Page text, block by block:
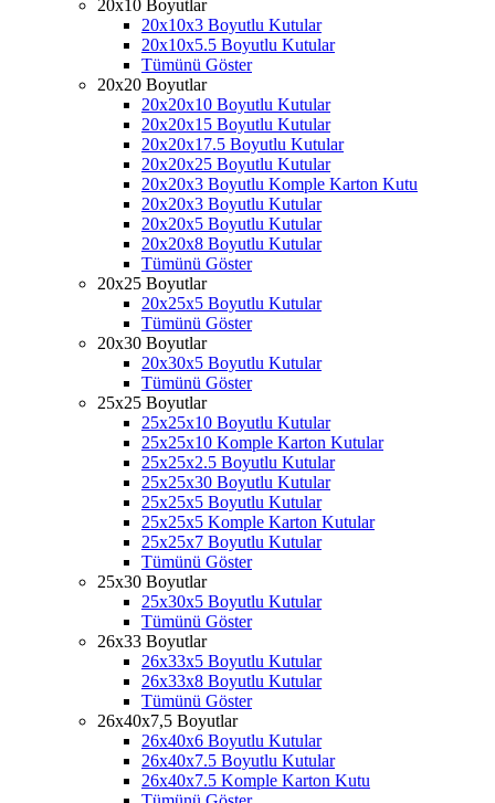
20x10 Boyutlar
20x10x3 Boyutlu Kutular
20x10x5.5 Boyutlu Kutular
Tümünü Göster
20x20 Boyutlar
20x20x10 Boyutlu Kutular
20x20x15 Boyutlu Kutular
20x20x17.5 Boyutlu Kutular
20x20x25 Boyutlu Kutular
20x20x3 Boyutlu Komple Karton Kutu
20x20x3 Boyutlu Kutular
20x20x5 Boyutlu Kutular
20x20x8 Boyutlu Kutular
Tümünü Göster
20x25 Boyutlar
20x25x5 Boyutlu Kutular
Tümünü Göster
20x30 Boyutlar
20x30x5 Boyutlu Kutular
Tümünü Göster
25x25 Boyutlar
25x25x10 Boyutlu Kutular
25x25x10 Komple Karton Kutular
25x25x2.5 Boyutlu Kutular
25x25x30 Boyutlu Kutular
25x25x5 Boyutlu Kutular
25x25x5 Komple Karton Kutular
25x25x7 Boyutlu Kutular
Tümünü Göster
25x30 Boyutlar
25x30x5 Boyutlu Kutular
Tümünü Göster
26x33 Boyutlar
26x33x5 Boyutlu Kutular
26x33x8 Boyutlu Kutular
Tümünü Göster
26x40x7,5 Boyutlar
26x40x6 Boyutlu Kutular
26x40x7.5 Boyutlu Kutular
26x40x7.5 Komple Karton Kutu